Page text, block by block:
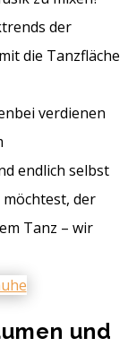
der
die Tanzfläche
verdienen
endlich selbst
der
Tanz – wir
und